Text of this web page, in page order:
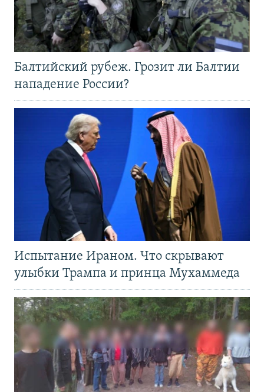
Балтийский рубеж. Грозит ли Балтии
нападение России?
Испытание Ираном. Что скрывают
улыбки Трампа и принца Мухаммеда